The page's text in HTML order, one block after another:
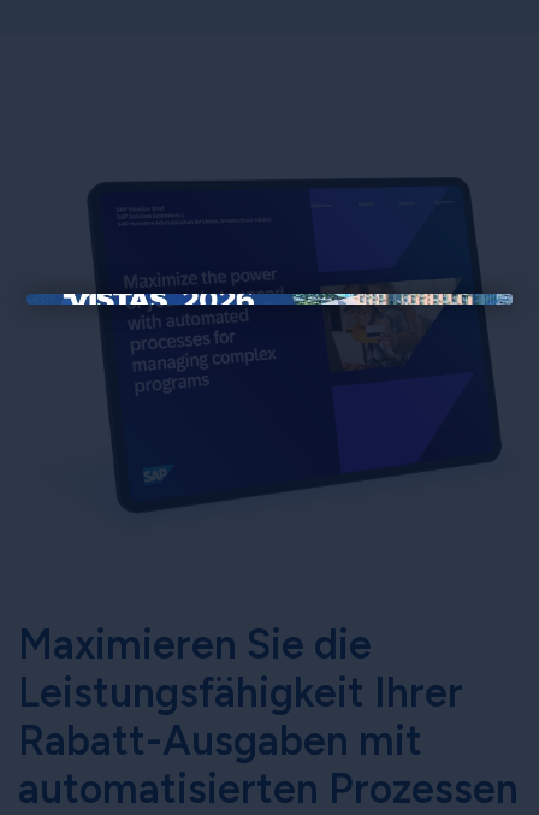
×
Maximieren Sie die
Leistungsfähigkeit Ihrer
Rabatt-Ausgaben mit
automatisierten Prozessen